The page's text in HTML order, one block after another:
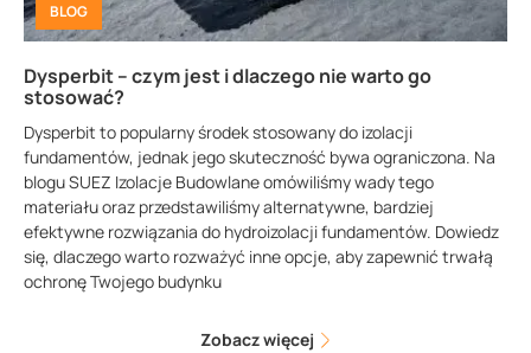
BLOG
Dysperbit – czym jest i dlaczego nie warto go
stosować?
Dysperbit to popularny środek stosowany do izolacji
fundamentów, jednak jego skuteczność bywa ograniczona. Na
blogu SUEZ Izolacje Budowlane omówiliśmy wady tego
materiału oraz przedstawiliśmy alternatywne, bardziej
efektywne rozwiązania do hydroizolacji fundamentów. Dowiedz
się, dlaczego warto rozważyć inne opcje, aby zapewnić trwałą
ochronę Twojego budynku
Zobacz więcej